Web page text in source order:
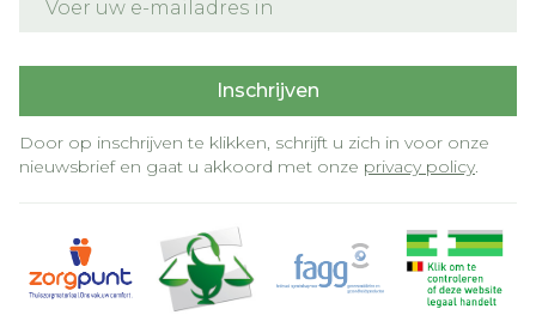
Inschrijven
Door op inschrijven te klikken, schrijft u zich in voor onze
nieuwsbrief en gaat u akkoord met onze privacy policy.